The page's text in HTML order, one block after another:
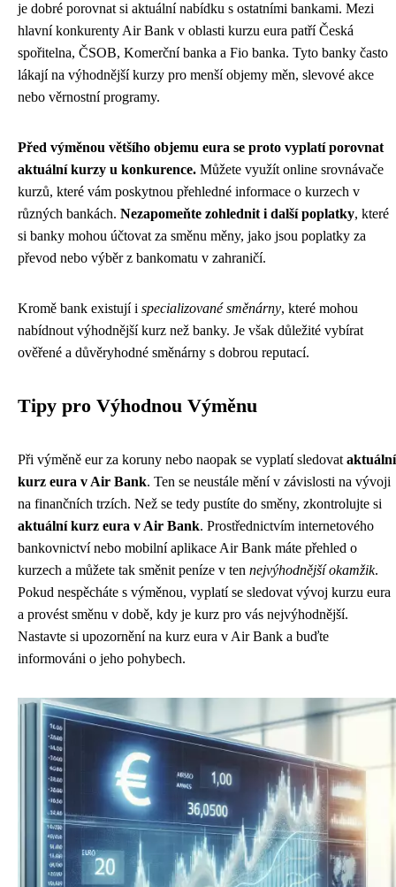
je dobré porovnat si aktuální nabídku s ostatními bankami. Mezi
hlavní konkurenty Air Bank v oblasti kurzu eura patří Česká
spořitelna, ČSOB, Komerční banka a Fio banka. Tyto banky často
lákají na výhodnější kurzy pro menší objemy měn, slevové akce
nebo věrnostní programy.
Před výměnou většího objemu eura se proto vyplatí porovnat
aktuální kurzy u konkurence. Můžete využít online srovnávače
kurzů, které vám poskytnou přehledné informace o kurzech v
různých bankách. Nezapomeňte zohlednit i další poplatky, které
si banky mohou účtovat za směnu měny, jako jsou poplatky za
převod nebo výběr z bankomatu v zahraničí.
Kromě bank existují i specializované směnárny, které mohou
nabídnout výhodnější kurz než banky. Je však důležité vybírat
ověřené a důvěryhodné směnárny s dobrou reputací.
Tipy pro Výhodnou Výměnu
Při výměně eur za koruny nebo naopak se vyplatí sledovat aktuální
kurz eura v Air Bank. Ten se neustále mění v závislosti na vývoji
na finančních trzích. Než se tedy pustíte do směny, zkontrolujte si
aktuální kurz eura v Air Bank. Prostřednictvím internetového
bankovnictví nebo mobilní aplikace Air Bank máte přehled o
kurzech a můžete tak směnit peníze v ten nejvýhodnější okamžik.
Pokud nespěcháte s výměnou, vyplatí se sledovat vývoj kurzu eura
a provést směnu v době, kdy je kurz pro vás nejvýhodnější.
Nastavte si upozornění na kurz eura v Air Bank a buďte
informováni o jeho pohybech.